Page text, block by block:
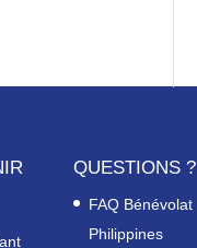
QUESTIONS ?
FAQ Bénévolat
Philippines